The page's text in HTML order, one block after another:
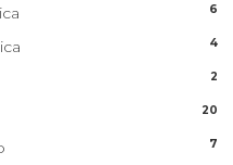
6
4
2
20
7